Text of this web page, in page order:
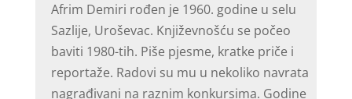
Afrim Demiri rođen je 1960. godine u selu
Sazlije, Uroševac. Književnošću se počeo
baviti 1980-tih. Piše pjesme, kratke priče i
reportaže. Radovi su mu u nekoliko navrata
nagrađivani na raznim konkursima. Godine